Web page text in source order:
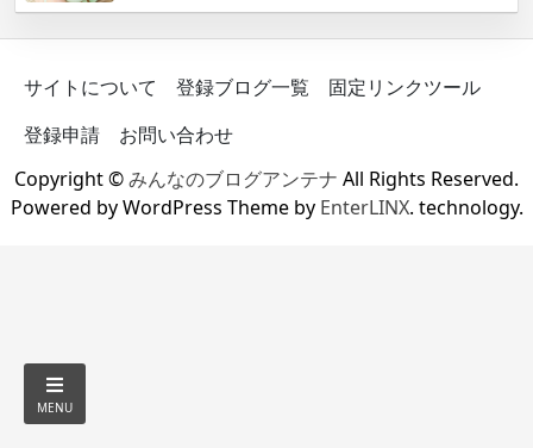
サイトについて 登録ブログ一覧
固定リンクツール
登録申請
お問い合わせ
Copyright ©みんなのブログアンテナ All Rights Reserved.
Powered by WordPress Theme by EnterLINX. technology.
MENU